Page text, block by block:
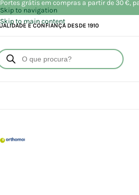
Skip to navigation
Skip to main content
E CONFIANÇA DESDE 1910
Portes grátis em compras a partir de 30 €,